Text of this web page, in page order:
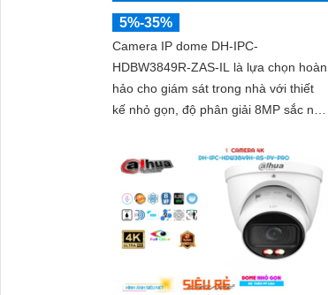
5%-35%
Camera IP dome DH-IPC-
HDBW3849R-ZAS-IL là lựa chọn hoàn
hảo cho giám sát trong nhà với thiết
kế nhỏ gọn, độ phân giải 8MP sắc nét,
sáng thông minh giúp quan sát rõ cả
ngày lẫn đêm. Camera được tích hợp
micro ghi âm, khe thẻ nhớ lên đến
512GB và công nghệ phân biệt người
và phương tiện, nâng cao độ chính
xác trong cảnh báo, hỗ trợ POE tiện